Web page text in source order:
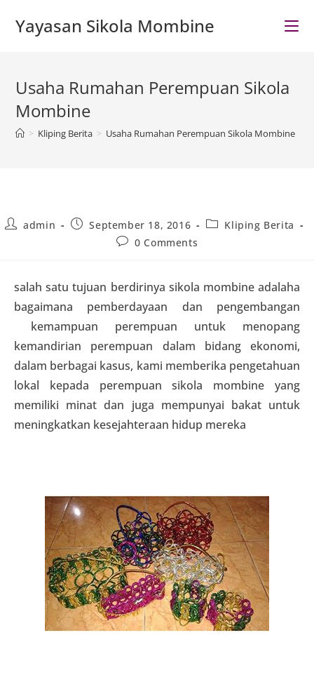
Yayasan Sikola Mombine
Usaha Rumahan Perempuan Sikola
Mombine
> Kliping Berita > Usaha Rumahan Perempuan Sikola Mombine
Postadmin
Post
published:
September 18, 2016
PostKliping Berita
Post0 Comments
salah satu tujuan berdirinya sikola mombine adalaha
bagaimana pemberdayaan dan pengembangan
kemampuan perempuan untuk menopang
kemandirian perempuan dalam bidang ekonomi,
dalam berbagai kasus, kami memberika pengetahuan
lokal kepada perempuan sikola mombine yang
memiliki minat dan juga mempunyai bakat untuk
meningkatkan kesejahteraan hidup mereka